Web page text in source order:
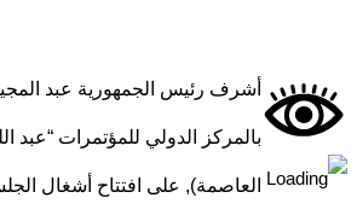
أشرف رئيس الجمهورية عبد
بالمركز الدولي للمؤتمرات “عبد
العاصمة), على افتتاح أشغال